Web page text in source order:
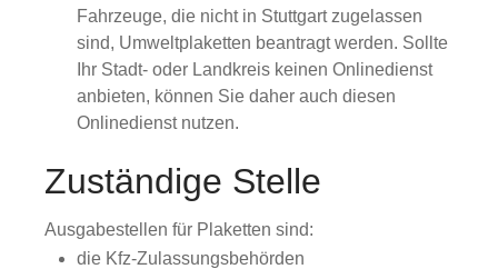
Fahrzeuge, die nicht in Stuttgart zugelassen
sind, Umweltplaketten beantragt werden. Sollte
Ihr Stadt- oder Landkreis keinen Onlinedienst
anbieten, können Sie daher auch diesen
Onlinedienst nutzen.
Zuständige Stelle
Ausgabestellen für Plaketten sind:
die Kfz-Zulassungsbehörden